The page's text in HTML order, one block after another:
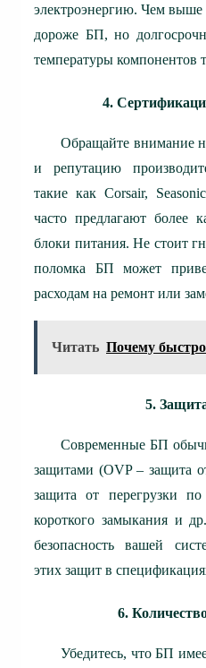
электроэнергию. Чем выше
дороже БП, но
температуры компонентов
4.
Обращайте внимание
и репутацию
такие как Corsair,
часто предлагают более
блоки питания. Не стоит
поломка БП может
расходам на ремонт или
Читать Почему быстро
5.
Современные БП
защитами (OVP – защита
защита от перегрузки
короткого замыкания и
безопасность вашей
этих защит в
6.
Убедитесь, что БП